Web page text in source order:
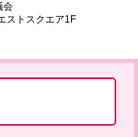
会
ストスクエア1F